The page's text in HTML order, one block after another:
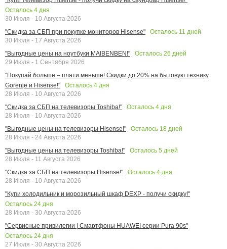
Осталось 4 дня
30 Июля - 10 Августа 2026
"Скидка за СБП при покупке мониторов Hisense"
Осталось 11 дней
30 Июля - 17 Августа 2026
"Выгодные цены на ноутбуки MAIBENBEN!"
Осталось 26 дней
29 Июля - 1 Сентября 2026
"Покупай больше – плати меньше! Скидки до 20% на бытовую технику
Gorenje и Hisense!"
Осталось 4 дня
28 Июля - 10 Августа 2026
"Скидка за СБП на телевизоры Toshiba!"
Осталось 4 дня
28 Июля - 10 Августа 2026
"Выгодные цены на телевизоры Hisense!"
Осталось 18 дней
28 Июля - 24 Августа 2026
"Выгодные цены на телевизоры Toshiba!"
Осталось 5 дней
28 Июля - 11 Августа 2026
"Скидка за СБП на телевизоры Hisense!"
Осталось 4 дня
28 Июля - 10 Августа 2026
"Купи холодильник и морозильный шкаф DEXP - получи скидку!"
Осталось 24 дня
28 Июля - 30 Августа 2026
"Сервисные привилегии | Смартфоны HUAWEI серии Pura 90s"
Осталось 24 дня
27 Июля - 30 Августа 2026